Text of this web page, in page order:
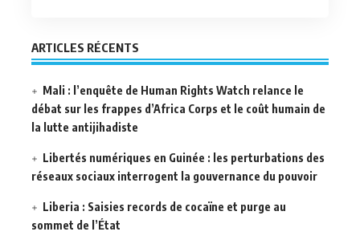
ARTICLES RÉCENTS
Mali : l’enquête de Human Rights Watch relance le
débat sur les frappes d’Africa Corps et le coût humain de
la lutte antijihadiste
Libertés numériques en Guinée : les perturbations des
réseaux sociaux interrogent la gouvernance du pouvoir
Liberia : Saisies records de cocaïne et purge au
sommet de l’État